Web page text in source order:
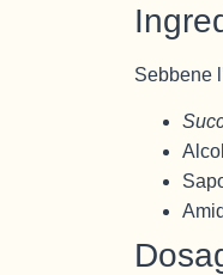
Sebbene